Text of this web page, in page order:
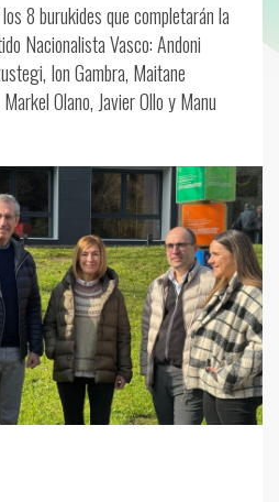
8 burukides que completarán la
Nacionalista Vasco: Andoni
Ion Gambra, Maitane
Olano, Javier Ollo y Manu